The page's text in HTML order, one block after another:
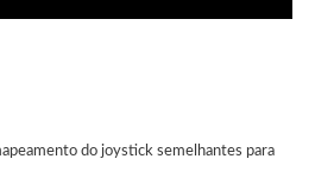
do joystick semelhantes para